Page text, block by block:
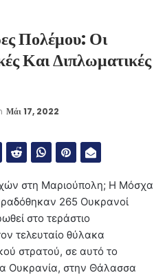
Πολέμου: Οι
Και Διπλωματικές
Μάι 17, 2022
στη Μαριούπολη; Η Μόσχα
265 Ουκρανοί
στο τεράστιο
τελευταίο θύλακα
στρατού, σε αυτό το
Ουκρανία, στην Θάλασσα